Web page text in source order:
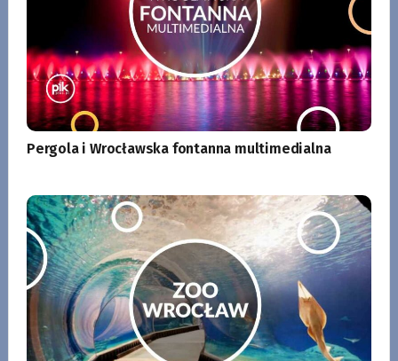
Pergola i Wrocławska fontanna multimedialna